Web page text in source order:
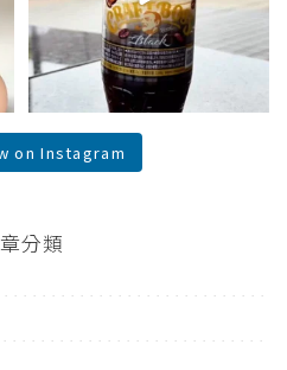
on Instagram
分類